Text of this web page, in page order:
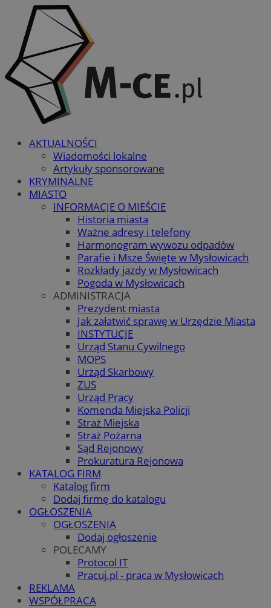
AKTUALNOŚCI
Wiadomości lokalne
Artykuły sponsorowane
KRYMINALNE
MIASTO
INFORMACJE O MIEŚCIE
Historia miasta
Ważne adresy i telefony
Harmonogram wywozu odpadów
Parafie i Msze Święte w Mysłowicach
Rozkłady jazdy w Mysłowicach
Pogoda w Mysłowicach
ADMINISTRACJA
Prezydent miasta
Jak załatwić sprawę w Urzędzie Miasta
INSTYTUCJE
Urząd Stanu Cywilnego
MOPS
Urząd Skarbowy
ZUS
Urząd Pracy
Komenda Miejska Policji
Straż Miejska
Straż Pożarna
Sąd Rejonowy
Prokuratura Rejonowa
KATALOG FIRM
Katalog firm
Dodaj firmę do katalogu
OGŁOSZENIA
OGŁOSZENIA
Dodaj ogłoszenie
POLECAMY
Protocol IT
Pracuj.pl - praca w Mysłowicach
REKLAMA
WSPÓŁPRACA